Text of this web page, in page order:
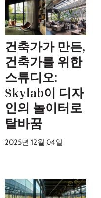
건축가가 만든,
건축가를 위한
스튜디오:
Skylab이 디자
인의 놀이터로
탈바꿈
2025년 12월 04일